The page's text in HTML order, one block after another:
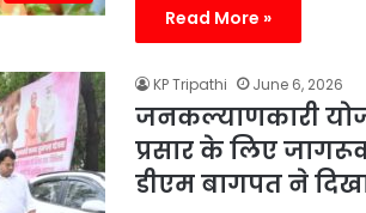
Read More »
KP Tripathi June 6, 2026
जनकल्याणकारी
प्रसार के लिए
डीएम बागपत ने